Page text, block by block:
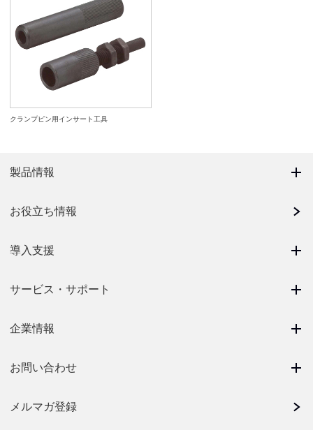
クランプピン用インサート工具
製品情報
お役立ち情報
導入支援
サービス・サポート
企業情報
お問い合わせ
メルマガ登録